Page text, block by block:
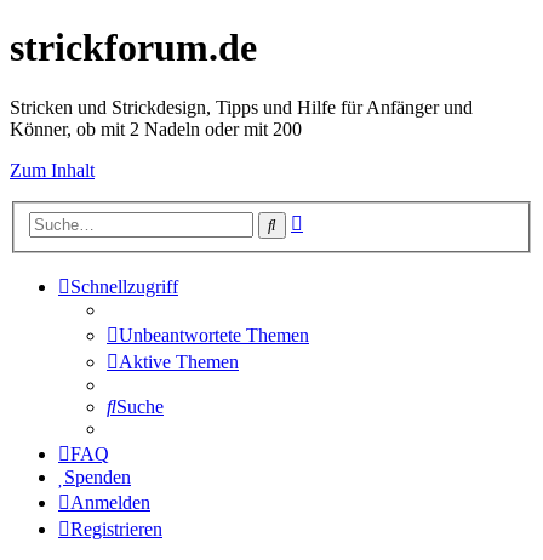
strickforum.de
Stricken und Strickdesign, Tipps und Hilfe für Anfänger und
Könner, ob mit 2 Nadeln oder mit 200
Zum Inhalt
Suche
Schnellzugriff
Unbeantwortete Themen
Aktive Themen
Suche
FAQ
Spenden
Anmelden
Registrieren